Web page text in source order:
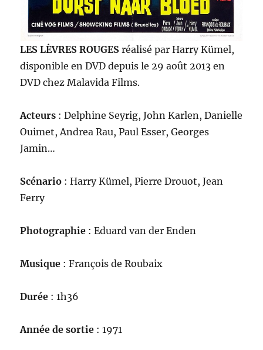
LES LÈVRES ROUGES réalisé par Harry Kümel,
disponible en DVD depuis le 29 août 2013 en
DVD chez Malavida Films.
Acteurs : Delphine Seyrig, John Karlen, Danielle
Ouimet, Andrea Rau, Paul Esser, Georges
Jamin…
Scénario : Harry Kümel, Pierre Drouot, Jean
Ferry
Photographie : Eduard van der Enden
Musique : François de Roubaix
Durée : 1h36
Année de sortie : 1971